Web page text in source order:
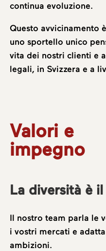
continua evoluzione.
Questo avvicinamento
uno sportello unico
vita dei nostri clienti e
legali, in Svizzera e a
Valori e
impegno
La diversità è
Il nostro team parla le
i vostri mercati e
ambizioni.